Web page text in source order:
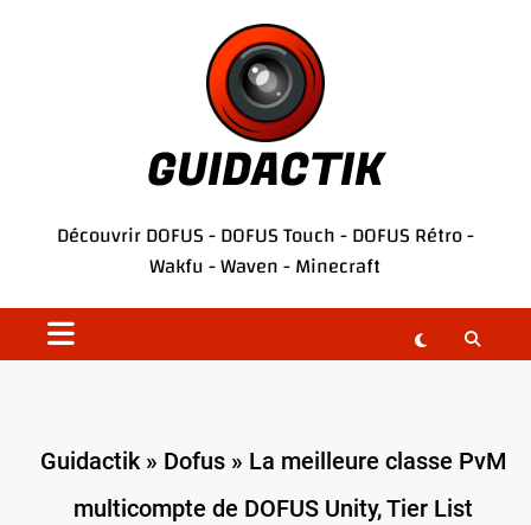
GUIDACTIK
DécouvrirDOFUS-DOFUS Touch-DOFUS Rétro-
Wakfu-Waven-Minecraft
Guidactik» Dofus» La meilleure classe PvM
multicompte de DOFUS Unity, Tier List